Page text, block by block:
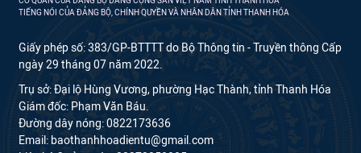
TIẾNG NÓI CỦA ĐẢNG BỘ, CHÍNH QUYỀN VÀ NHÂN DÂN TỈNH THANH HÓA
Giấy phép số: 383/GP-BTTTT do Bộ Thông tin - Truyền thông Cấp
ngày 29 tháng 07 năm 2022.
Trụ sở: Đại lộ Hùng Vương, phường Hạc Thành, tỉnh Thanh Hóa
Giám đốc: Phạm Văn Báu.
Đường dây nóng: 0822173636
Email: baothanhhoadientu@gmail.com